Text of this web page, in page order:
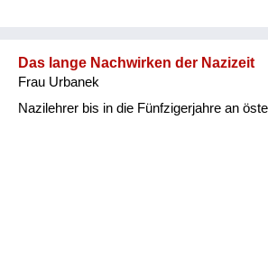
Wohnen
Das lange Nachwirken der Nazizeit
Frau Urbanek
Nazilehrer bis in die Fünfzigerjahre an